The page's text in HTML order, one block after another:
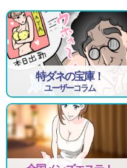
特ダネの宝庫！
ユーザーコラム